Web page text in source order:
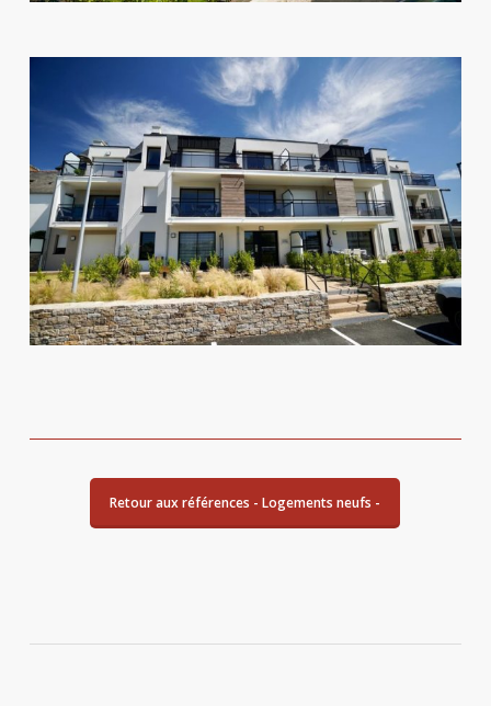
Retour aux références - Logements neufs -